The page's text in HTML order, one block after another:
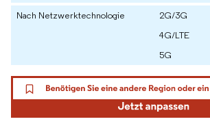
Nach Netzwerktechnologie
2G/3G
4G/LTE
5G